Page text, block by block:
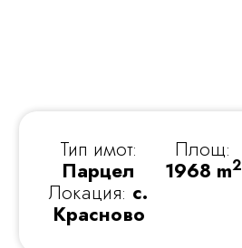
Тип имот:
Парцел
Локация: с.
Красново
Площ:
1968 m2